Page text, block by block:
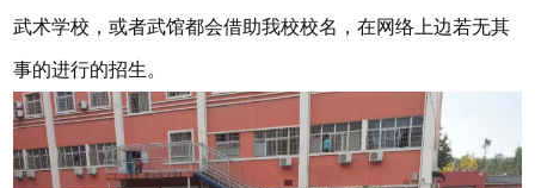
武术学校，或者武馆都会借助我校校名，在网络上边若无其
事的进行的招生。